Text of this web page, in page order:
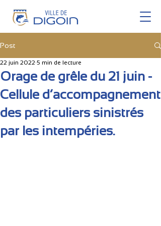
Post
Orage de grêle du 21 juin -
Cellule d’accompagnement
des particuliers sinistrés
par les intempéries.
22 juin 2022 5 min de lecture